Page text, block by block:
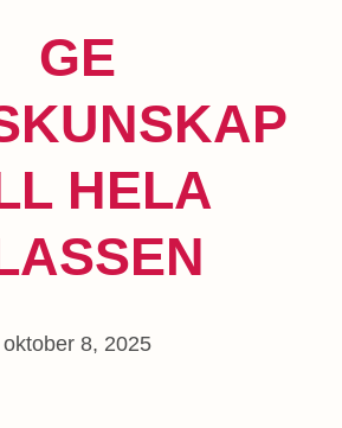
GE
HELA
oktober 8, 2025